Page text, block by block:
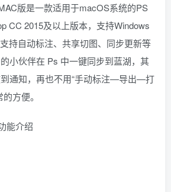
版是一款适用于macOS系统的PS
CC 2015及以上版本，支持Windows
持自动标注、共享切图、同步更新等
小伙伴在 Ps 中一键同步到蓝湖，其
通知，再也不用“手动标注—导出—打
方便。
能介绍